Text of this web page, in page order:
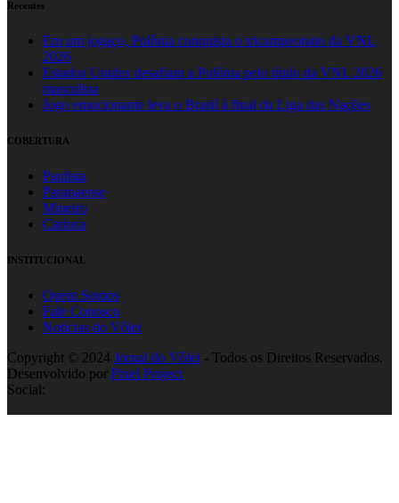
Recentes
Em um jogaço, Polônia conquista o tricampeonato da VNL
2026
Estados Unidos desafiam a Polônia pelo título da VNL 2026
masculina
Jogo emocionante leva o Brasil à final da Liga das Nações
COBERTURA
Paulista
Paranaense
Mineiro
Carioca
INSTITUCIONAL
Quem Somos
Fale Conosco
Notícias do Vôlei
Copyright © 2024 Jornal do Vôlei - Todos os Direitos Reservados.
Desenvolvido por Pixel Project
Social: